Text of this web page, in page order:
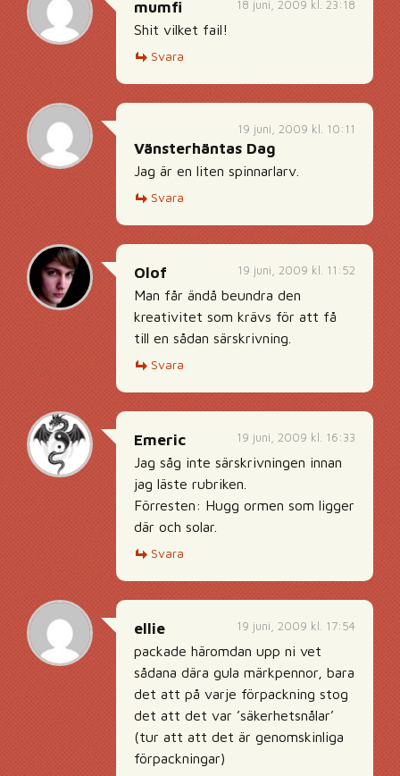
18 juni, 2009 kl. 23:18
mumfi
Shit vilket fail!
Svara
19 juni, 2009 kl. 10:11
Vänsterhäntas Dag
Jag är en liten spinnarlarv.
Svara
19 juni, 2009 kl. 11:52
Olof
Man får ändå beundra den
kreativitet som krävs för att få
till en sådan särskrivning.
Svara
19 juni, 2009 kl. 16:33
Emeric
Jag såg inte särskrivningen innan
jag läste rubriken.
Förresten: Hugg ormen som ligger
där och solar.
Svara
19 juni, 2009 kl. 17:54
ellie
packade häromdan upp ni vet
sådana dära gula märkpennor, bara
det att på varje förpackning stog
det att det var ’säkerhetsnålar’
(tur att att det är genomskinliga
förpackningar)